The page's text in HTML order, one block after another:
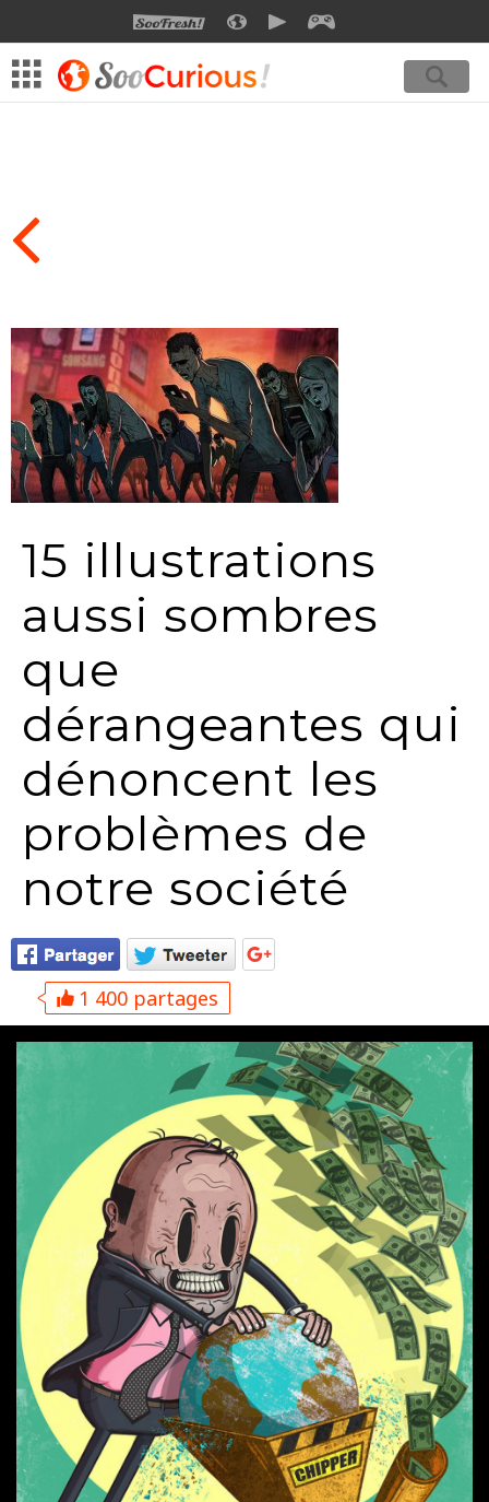
SOOFRESHSOOCURIOUSSOOMOTION
15 illustrations
aussi sombres
que
dérangeantes qui
dénoncent les
problèmes de
notre société
1 400 partages